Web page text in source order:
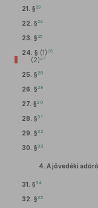
21. §23
22. §24
23. §25
24. § (1) 26
(2) 27
25. §28
26. §29
27. §30
28. §31
29. §32
30. §33
4. A jövedéki
31. §34
32. §35